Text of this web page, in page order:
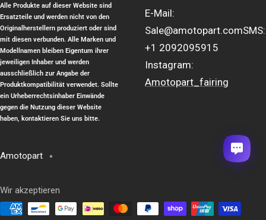
Alle Produkte auf dieser Website sind
Ersatzteile und werden nicht von den
Originalherstellern produziert oder sind
mit diesen verbunden. Alle Marken und
Modellnamen bleiben Eigentum ihrer
jeweiligen Inhaber und werden
ausschließlich zur Angabe der
Produktkompatibilität verwendet. Sollte
ein Urheberrechtsinhaber Einwände
gegen die Nutzung dieser Website
haben, kontaktieren Sie uns bitte.
E-Mail:
Sale@amotopart.comSMS:
+1 2092095915
Instagram:
Amotopart_fairing
Amotopart
Wir akzeptieren